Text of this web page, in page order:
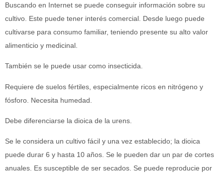
Buscando en Internet se puede conseguir información sobre su
cultivo. Este puede tener interés comercial. Desde luego puede
cultivarse para consumo familiar, teniendo presente su alto valor
alimenticio y medicinal.
También se le puede usar como insecticida.
Requiere de suelos fértiles, especialmente ricos en nitrógeno y
fósforo. Necesita humedad.
Debe diferenciarse la dioica de la urens.
Se le considera un cultivo fácil y una vez establecido; la dioica
puede durar 6 y hasta 10 años. Se le pueden dar un par de cortes
anuales. Es susceptible de ser secados. Se puede reproducie por